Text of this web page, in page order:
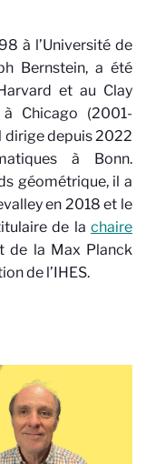
à l’Université de
Bernstein, a été
et au Clay
Chicago (2001-
depuis 2022
à Bonn.
géométrique, il a
en 2018 et le
de la chaire
de la Max Planck
de l’IHES.